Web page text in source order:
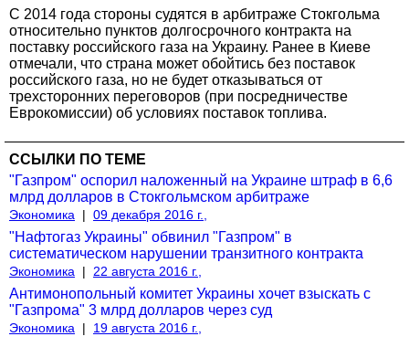
С 2014 года стороны судятся в арбитраже Стокгольма
относительно пунктов долгосрочного контракта на
поставку российского газа на Украину. Ранее в Киеве
отмечали, что страна может обойтись без поставок
российского газа, но не будет отказываться от
трехсторонних переговоров (при посредничестве
Еврокомиссии) об условиях поставок топлива.
ССЫЛКИ ПО ТЕМЕ
"Газпром" оспорил наложенный на Украине штраф в 6,6
млрд долларов в Стокгольмском арбитраже
Экономика | 09 декабря 2016 г.,
"Нафтогаз Украины" обвинил "Газпром" в
систематическом нарушении транзитного контракта
Экономика | 22 августа 2016 г.,
Антимонопольный комитет Украины хочет взыскать с
"Газпрома" 3 млрд долларов через суд
Экономика |
19 августа 2016 г.,